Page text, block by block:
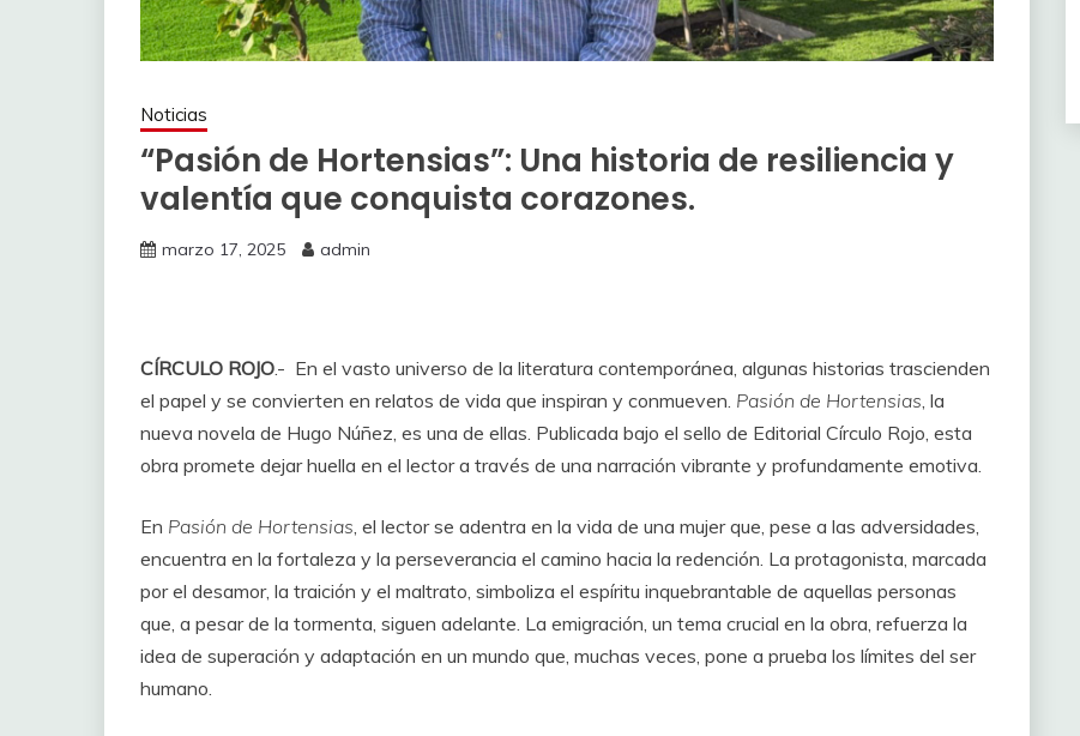
Noticias
“Pasión de Hortensias”: Una historia de resiliencia y
valentía que conquista corazones.
marzo 17, 2025 admin
CÍRCULO ROJO.- En el vasto universo de la literatura contemporánea, algunas historias trascienden
el papel y se convierten en relatos de vida que inspiran y conmueven. Pasión de Hortensias, la
nueva novela de Hugo Núñez, es una de ellas. Publicada bajo el sello de Editorial Círculo Rojo, esta
obra promete dejar huella en el lector a través de una narración vibrante y profundamente emotiva.
En Pasión de Hortensias, el lector se adentra en la vida de una mujer que, pese a las adversidades,
encuentra en la fortaleza y la perseverancia el camino hacia la redención. La protagonista, marcada
por el desamor, la traición y el maltrato, simboliza el espíritu inquebrantable de aquellas personas
que, a pesar de la tormenta, siguen adelante. La emigración, un tema crucial en la obra, refuerza la
idea de superación y adaptación en un mundo que, muchas veces, pone a prueba los límites del ser
humano.